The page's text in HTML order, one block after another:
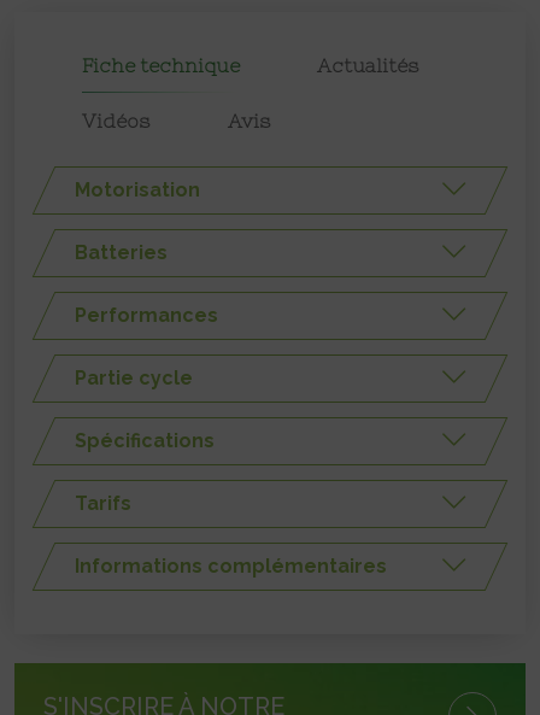
Fiche technique Actualités
Vidéos Avis
Motorisation
Batteries
Performances
Partie cycle
Spécifications
Tarifs
Informations complémentaires
S'INSCRIRE À NOTRE